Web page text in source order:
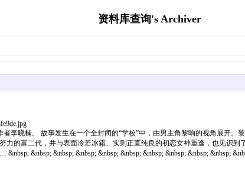
资料库查询's Archiver
李晓楠。 故事发生在一个全封闭的“学校”中，由男主角黎响的视角展开
的富二代，并与表面冷若冰霜、实则正直纯良的初恋女神重逢，也见识
&nbsp; &nbsp; &nbsp; &nbsp; &nbsp; &nbsp; &nbsp; &nbsp; &nbsp;